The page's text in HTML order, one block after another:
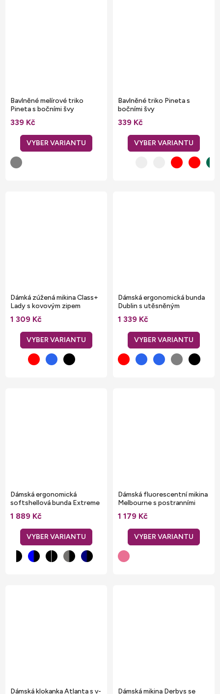
Bavlněné melírové triko
Pineta s bočními švy
339 Kč
Bavlněné triko Pineta s
bočními švy
339 Kč
Dámká zúžená mikina Class+
Lady s kovovým zipem
1 309 Kč
Dámská ergonomická bunda
Dublin s utěsněným
celozipem
1 339 Kč
Dámská ergonomická
softshellová bunda Extreme
1 889 Kč
Dámská fluorescentní mikina
Melbourne s postranními
1 179 Kč
Dámská klokanka Atlanta s v- Dámská mikina Derbys se